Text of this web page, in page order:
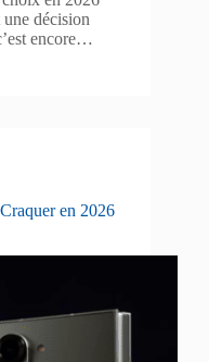
une décision
encore…
en 2026